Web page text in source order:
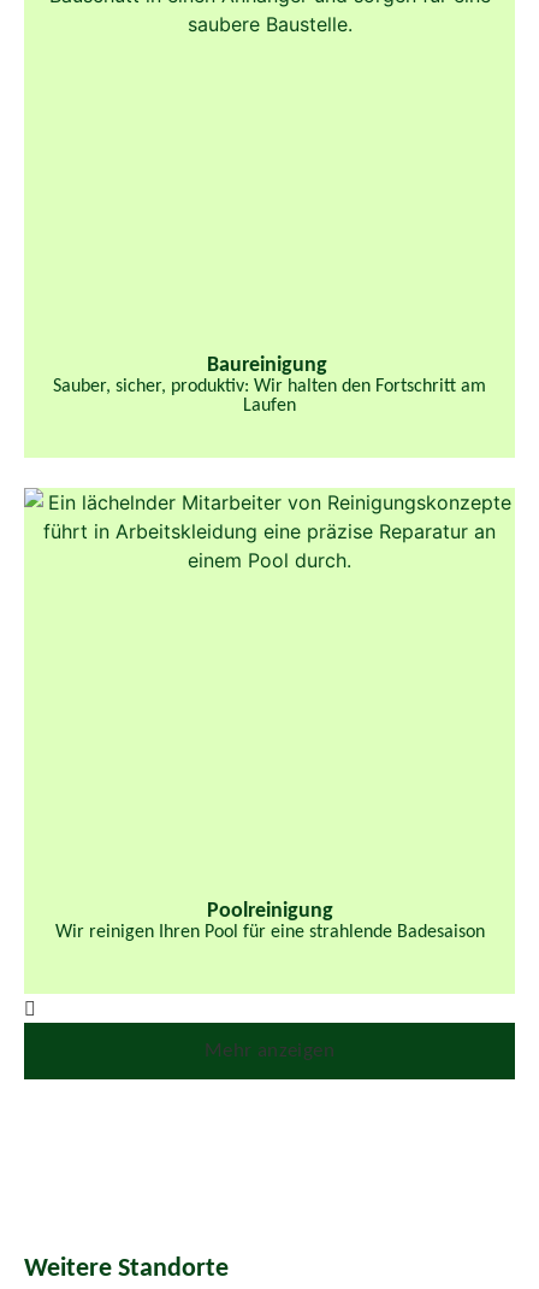
Baureinigung
Sauber, sicher, produktiv: Wir halten den Fortschritt am
Laufen
Poolreinigung
Wir reinigen Ihren Pool für eine strahlende Badesaison
Mehr anzeigen
Weitere Standorte